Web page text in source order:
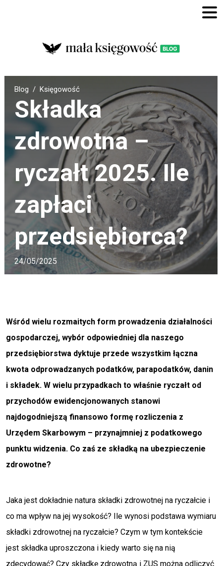
Blog Księgowość
Składka
zdrowotna –
ryczałt 2025. Ile
zapłaci
przedsiębiorca?
24/05/2025
Wśród wielu rozmaitych form prowadzenia działalności
gospodarczej, wybór odpowiedniej dla naszego
przedsiębiorstwa dyktuje przede wszystkim łączna
kwota odprowadzanych podatków, parapodatków, danin
i składek. W wielu przypadkach to właśnie ryczałt od
przychodów ewidencjonowanych stanowi
najdogodniejszą finansowo formę rozliczenia z
Urzędem Skarbowym – przynajmniej z podatkowego
punktu widzenia. Co zaś ze składką na ubezpieczenie
zdrowotne?
Jaka jest dokładnie natura składki zdrowotnej na ryczałcie i
co ma wpływ na jej wysokość? Ile wynosi podstawa wymiaru
składki zdrowotnej na ryczałcie? Czym w tym kontekście
jest składka uproszczona i kiedy warto się na nią
zdecydować? Czy składkę zdrowotną i ZUS można odliczyć